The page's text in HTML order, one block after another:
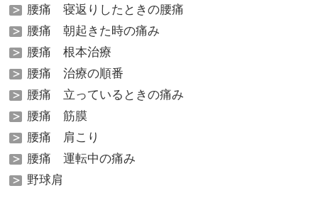
腰痛 寝返りしたときの腰痛
腰痛 朝起きた時の痛み
腰痛 根本治療
腰痛 治療の順番
腰痛 立っているときの痛み
腰痛 筋膜
腰痛 肩こり
腰痛 運転中の痛み
野球肩